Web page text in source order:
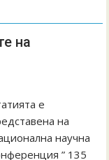
на
е
на
научна
” 135